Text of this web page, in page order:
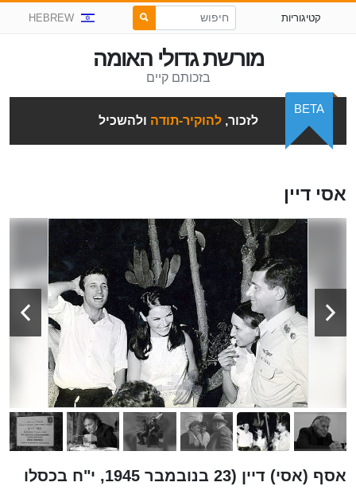
קטיגוריות HEBREW
מורשת גדולי האומה
בזכותם קיים
לזכור,להוקיר-תודה ולהשכיל
BETA
אסי דיין
אסף (אסי) דיין (23 בנובמבר 1945, י"ח בכסלו